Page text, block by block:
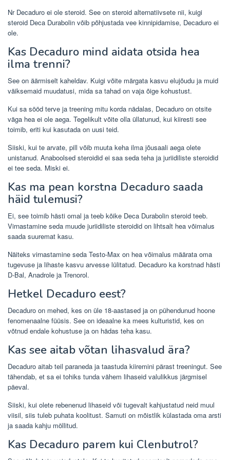
Nr Decaduro ei ole steroid. See on steroid alternatiivsete nii, kuigi
steroid Deca Durabolin võib põhjustada vee kinnipidamise, Decaduro ei
ole.
Kas Decaduro mind aidata otsida hea
ilma trenni?
See on äärmiselt kaheldav. Kuigi võite märgata kasvu elujõudu ja muid
väiksemaid muudatusi, mida sa tahad on vaja õige kohustust.
Kui sa sööd terve ja treening mitu korda nädalas, Decaduro on otsite
väga hea ei ole aega. Tegelikult võite olla üllatunud, kui kiiresti see
toimib, eriti kui kasutada on uusi teid.
Siiski, kui te arvate, pill võib muuta keha ilma jõusaali aega olete
unistanud. Anaboolsed steroidid ei saa seda teha ja juriidiliste steroidid
ei tee seda. Miski ei.
Kas ma pean korstna Decaduro saada
häid tulemusi?
Ei, see toimib hästi omal ja teeb kõike Deca Durabolin steroid teeb.
Virnastamine seda muude juriidiliste steroidid on lihtsalt hea võimalus
saada suuremat kasu.
Näiteks virnastamine seda Testo-Max on hea võimalus määrata oma
tugevuse ja lihaste kasvu arvesse lülitatud. Decaduro ka korstnad hästi
D-Bal, Anadrole ja Trenorol.
Hetkel Decaduro eest?
Decaduro on mehed, kes on üle 18-aastased ja on pühendunud hoone
fenomenaalne füüsis. See on ideaalne ka mees kulturistid, kes on
võtnud endale kohustuse ja on hädas teha kasu.
Kas see aitab võtan lihasvalud ära?
Decaduro aitab teil paraneda ja taastuda kiiremini pärast treeningut. See
tähendab, et sa ei tohiks tunda vähem lihaseid valulikkus järgmisel
päeval.
Siiski, kui olete rebenenud lihaseid või tugevalt kahjustatud neid muul
viisil, siis tuleb puhata koolitust. Samuti on mõistlik külastada oma arsti
ja saada kahju möllitud.
Kas Decaduro parem kui Clenbutrol?